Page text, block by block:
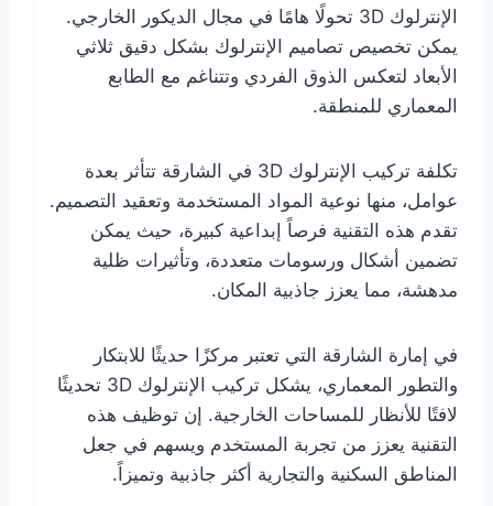
الإنترلوك 3D تحولًا هامًا في مجال الديكور الخارجي.
يمكن تخصيص تصاميم الإنترلوك بشكل دقيق ثلاثي
الأبعاد لتعكس الذوق الفردي وتتناغم مع الطابع
المعماري للمنطقة.
تكلفة تركيب الإنترلوك 3D في الشارقة تتأثر بعدة
عوامل، منها نوعية المواد المستخدمة وتعقيد التصميم.
تقدم هذه التقنية فرصاً إبداعية كبيرة، حيث يمكن
تضمين أشكال ورسومات متعددة، وتأثيرات ظلية
مدهشة، مما يعزز جاذبية المكان.
في إمارة الشارقة التي تعتبر مركزًا حديثًا للابتكار
والتطور المعماري، يشكل تركيب الإنترلوك 3D تحديثًا
لافتًا للأنظار للمساحات الخارجية. إن توظيف هذه
التقنية يعزز من تجربة المستخدم ويسهم في جعل
المناطق السكنية والتجارية أكثر جاذبية وتميزاً.